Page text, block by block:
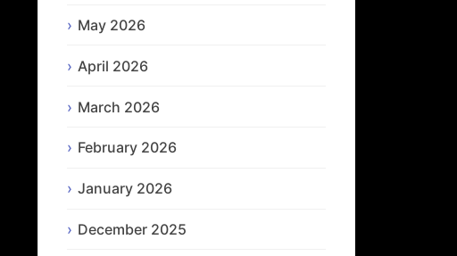
May 2026
April 2026
March 2026
February 2026
January 2026
December 2025